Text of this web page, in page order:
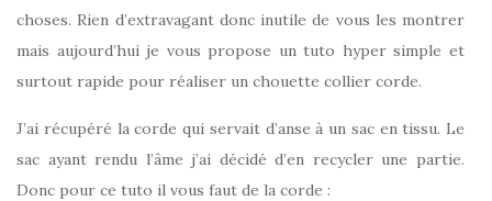
choses. Rien d’extravagant donc inutile de vous les montrer
mais aujourd’hui je vous propose un tuto hyper simple et
surtout rapide pour réaliser un chouette collier corde.
J’ai récupéré la corde qui servait d’anse à un sac en tissu. Le
sac ayant rendu l’âme j’ai décidé d’en recycler une partie.
Donc pour ce tuto il vous faut de la corde :